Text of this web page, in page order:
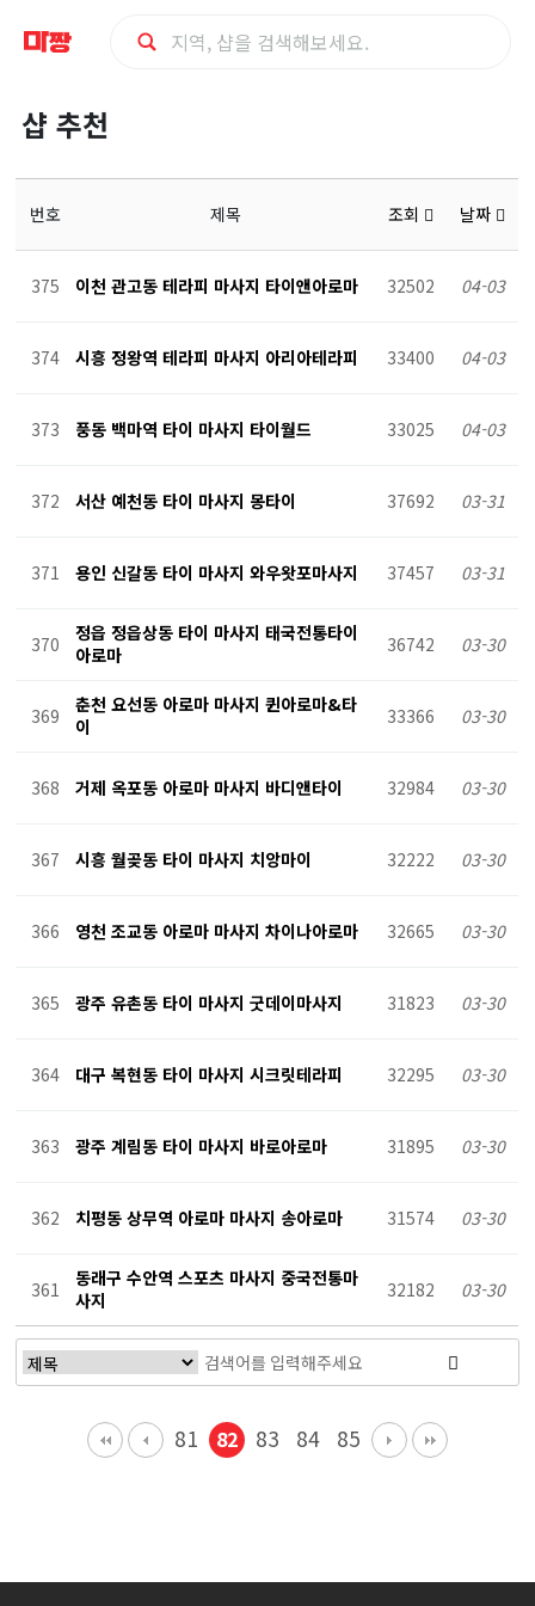
마
사
지
샵
추
샵 추천
번호 제목 조회 날짜
375 이천 관고동 테라피 마사지 타이앤아로마 32502 04-03
374 시흥 정왕역 테라피 마사지 아리아테라피 33400 04-03
373 풍동 백마역 타이 마사지 타이월드 33025 04-03
372 서산 예천동 타이 마사지 몽타이 37692 03-31
371 용인 신갈동 타이 마사지 와우왓포마사지 37457 03-31
370
정읍 정읍상동 타이 마사지 태국전통타이
아로마
36742 03-30
369
춘천 요선동 아로마 마사지 퀸아로마&타
이
33366 03-30
368 거제 옥포동 아로마 마사지 바디앤타이 32984 03-30
367 시흥 월곶동 타이 마사지 치앙마이 32222 03-30
366 영천 조교동 아로마 마사지 차이나아로마 32665 03-30
365 광주 유촌동 타이 마사지 굿데이마사지 31823 03-30
364 대구 복현동 타이 마사지 시크릿테라피 32295 03-30
363 광주 계림동 타이 마사지 바로아로마 31895 03-30
362 치평동 상무역 아로마 마사지 송아로마 31574 03-30
361
동래구 수안역 스포츠 마사지 중국전통마
사지
32182 03-30
81 82 83 84 85